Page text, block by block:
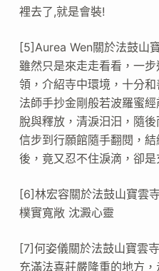
裡去了,就是會裝!
[5]Aurea Wen關於法鼓山
雖然只是來走走看看，一
領，介紹寺中環境，十分
法師手抄金剛般若波羅蜜
脫與釋放，清淚汩汩，隨
信步到行願館隨手翻閱，
後，竟又忍不住淚滴，卻
[6]林宏容關於法鼓山寶雲
樸實寬敞 沈澱心靈
[7]何姿儀關於法鼓山寶雲
充滿法喜莊嚴隆重的地方